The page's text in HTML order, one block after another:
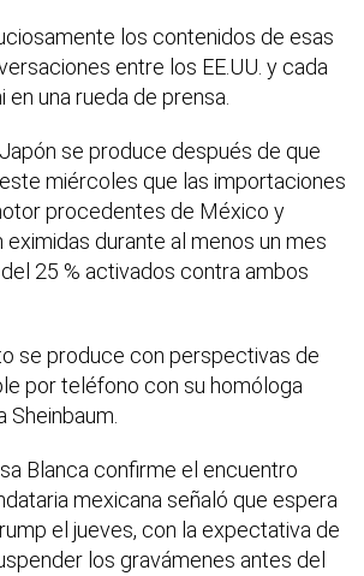
los contenidos de esas
entre los EE.UU. y cada
en una rueda de prensa.
se produce después de que
miércoles que las importaciones
procedentes de México y
eximidas durante al menos un mes
25 % activados contra ambos
se produce con perspectivas de
por teléfono con su homóloga
Sheinbaum.
Blanca confirme el encuentro
mexicana señaló que espera
el jueves, con la expectativa de
los gravámenes antes del